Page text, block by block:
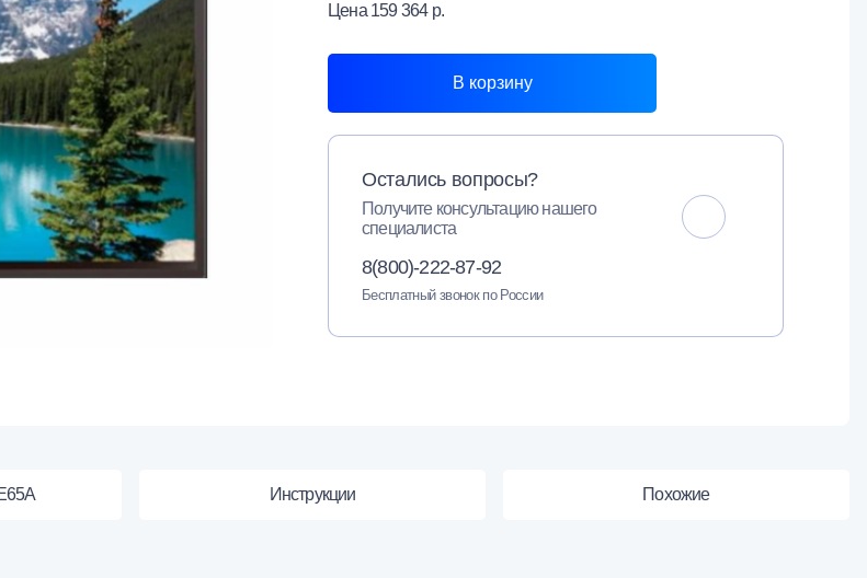
Цена 159 364 р.
В корзину
Остались вопросы?
Получите консультацию нашего
специалиста
8(800)-222-87-92
Бесплатный звонок по России
Инструкции Похожие